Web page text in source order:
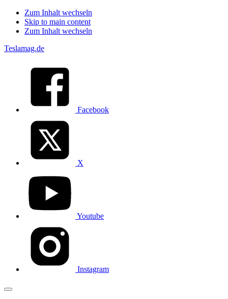
Zum Inhalt wechseln
Skip to main content
Zum Inhalt wechseln
Teslamag.de
Facebook
X
Youtube
Instagram